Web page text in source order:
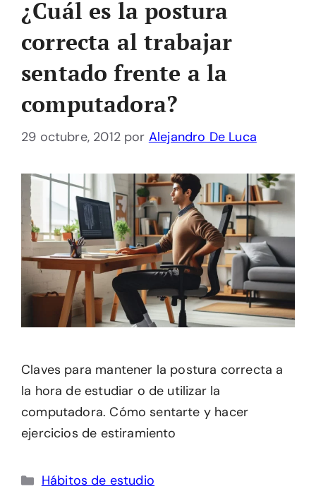
¿Cuál es la postura
correcta al trabajar
sentado frente a la
computadora?
29 octubre, 2012 por Alejandro De Luca
Claves para mantener la postura correcta a
la hora de estudiar o de utilizar la
computadora. Cómo sentarte y hacer
ejercicios de estiramiento
Categorías
Hábitos de estudio